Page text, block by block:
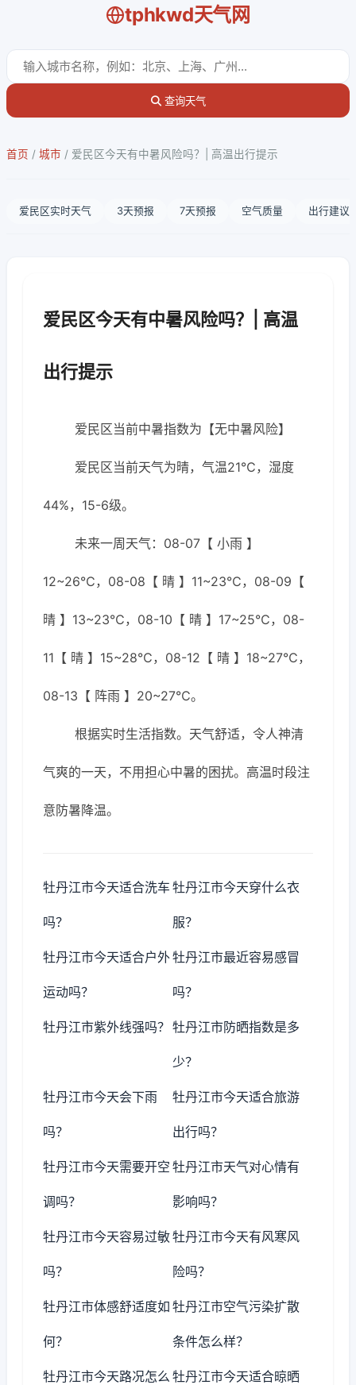
tphkwd天气网
查询天气
首页 / 城市 / 爱民区今天有中暑风险吗？| 高温出行提示
爱民区实时天气 3天预报 7天预报 空气质量 出行建议
爱民区今天有中暑风险吗？| 高温
出行提示
爱民区当前中暑指数为【无中暑风险】
爱民区当前天气为晴，气温21℃，湿度
44%，15-6级。
未来一周天气：08-07【 小雨 】
12~26℃，08-08【 晴 】11~23℃，08-09【
晴 】13~23℃，08-10【 晴 】17~25℃，08-
11【 晴 】15~28℃，08-12【 晴 】18~27℃，
08-13【 阵雨 】20~27℃。
根据实时生活指数。天气舒适，令人神清
气爽的一天，不用担心中暑的困扰。高温时段注
意防暑降温。
牡丹江市今天适合洗车
吗？
牡丹江市今天穿什么衣
服？
牡丹江市今天适合户外
运动吗？
牡丹江市最近容易感冒
吗？
牡丹江市紫外线强吗？ 牡丹江市防晒指数是多
少？
牡丹江市今天会下雨
吗？
牡丹江市今天适合旅游
出行吗？
牡丹江市今天需要开空
调吗？
牡丹江市天气对心情有
影响吗？
牡丹江市今天容易过敏
吗？
牡丹江市今天有风寒风
险吗？
牡丹江市体感舒适度如
何？
牡丹江市空气污染扩散
条件怎么样？
牡丹江市今天路况怎么 牡丹江市今天适合晾晒